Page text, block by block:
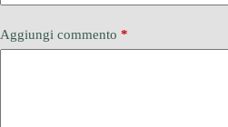
Aggiungi commento *